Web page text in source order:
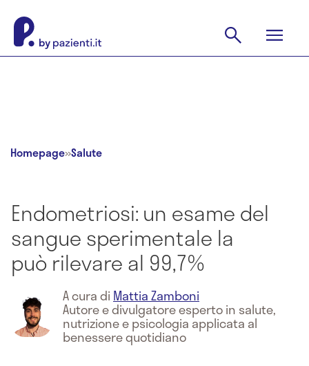
Homepage»Salute
Endometriosi: un esame del
sangue sperimentale la
può rilevare al 99,7%
A cura di Mattia Zamboni
Autore e divulgatore esperto in salute,
nutrizione e psicologia applicata al
benessere quotidiano